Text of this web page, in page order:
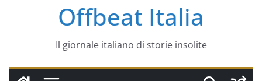
Offbeat Italia
Il giornale italiano di storie insolite